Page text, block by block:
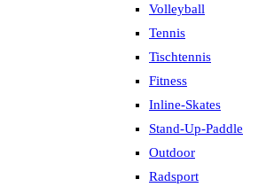
Volleyball
Tennis
Tischtennis
Fitness
Inline-Skates
Stand-Up-Paddle
Outdoor
Radsport